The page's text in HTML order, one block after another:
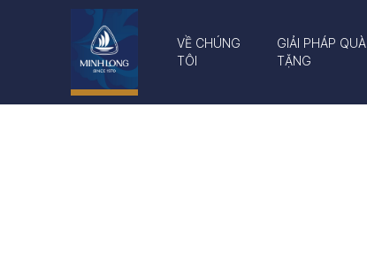
VỀ CHÚNG
TÔI
GIẢI PHÁP QUÀ
TẶNG